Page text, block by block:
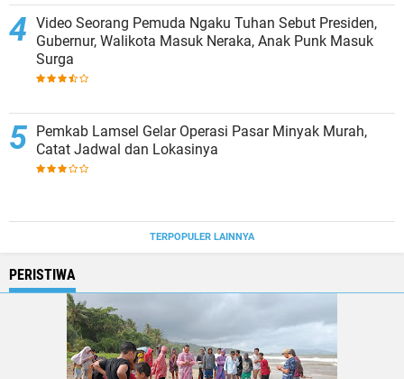
Video Seorang Pemuda Ngaku Tuhan Sebut Presiden,
Gubernur, Walikota Masuk Neraka, Anak Punk Masuk
Surga
Pemkab Lamsel Gelar Operasi Pasar Minyak Murah,
Catat Jadwal dan Lokasinya
TERPOPULER LAINNYA
PERISTIWA